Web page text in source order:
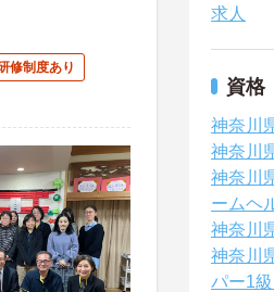
修制度あり
求人
資格
神奈川
神奈川
神奈川
ームヘ
神奈川
神奈川
パー1